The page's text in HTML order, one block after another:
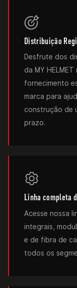
Distribuição
Desfrute dos
da MY
fornecimento
marca para
construção de
prazo.
Linha completa
Acesse nossa
integrais,
e de fibra de
todos os